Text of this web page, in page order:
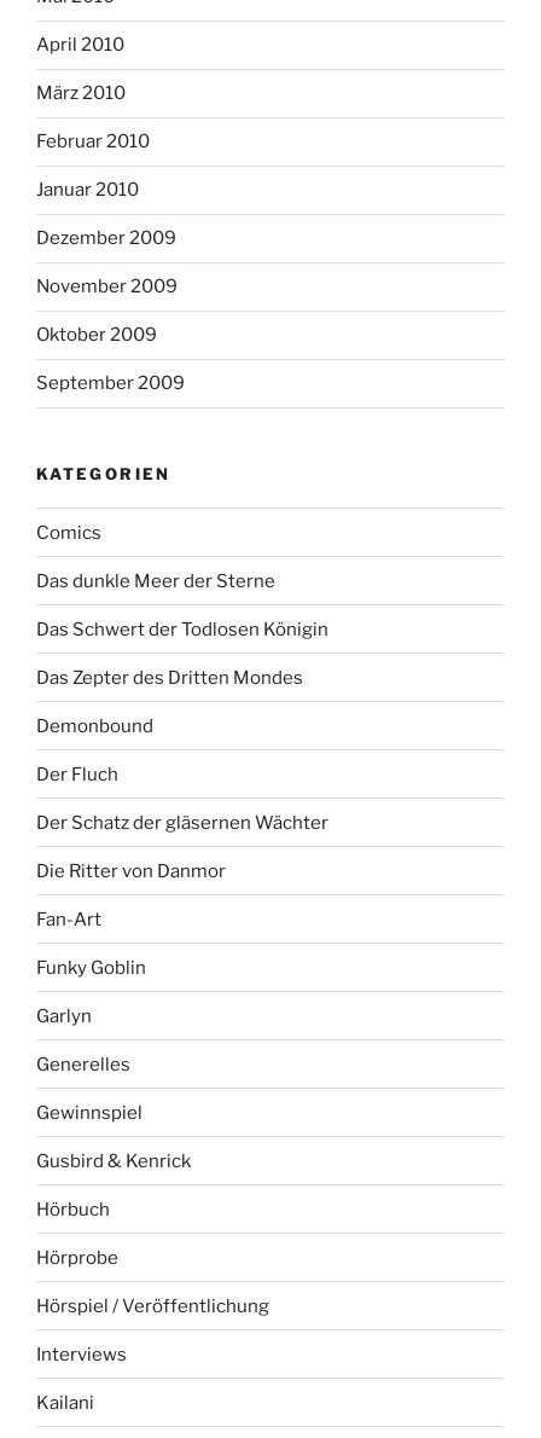
April 2010
März 2010
Februar 2010
Januar 2010
Dezember 2009
November 2009
Oktober 2009
September 2009
KATEGORIEN
Comics
Das dunkle Meer der Sterne
Das Schwert der Todlosen Königin
Das Zepter des Dritten Mondes
Demonbound
Der Fluch
Der Schatz der gläsernen Wächter
Die Ritter von Danmor
Fan-Art
Funky Goblin
Garlyn
Generelles
Gewinnspiel
Gusbird & Kenrick
Hörbuch
Hörprobe
Hörspiel / Veröffentlichung
Interviews
Kailani